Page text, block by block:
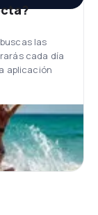
las
cada día
aplicación